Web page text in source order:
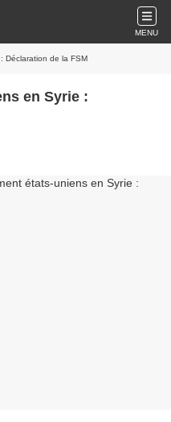
MENU
Déclaration de la FSM
en Syrie :